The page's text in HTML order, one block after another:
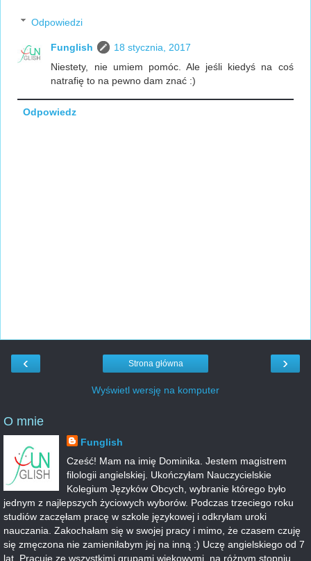
Odpowiedzi
Funglish
18 stycznia, 2017
Niestety, nie umiem pomóc. Ale jeśli kiedyś na coś
natrafię to na pewno dam znać :)
Odpowiedz
‹ ›
Strona główna
Wyświetl wersję na komputer
O mnie
Funglish
Cześć! Mam na imię Dominika. Jestem magistrem
filologii angielskiej. Ukończyłam Nauczycielskie
Kolegium Języków Obcych, wybranie którego było
jednym z najlepszych życiowych wyborów. Podczas trzeciego roku
studiów zaczęłam pracę w szkole językowej i odkryłam uroki
nauczania. Zakochałam się w swojej pracy i mimo, że czasem czuję
się zmęczona nie zamieniłabym jej na inną :) Uczę angielskiego od 7
lat. Pracuje ze wszystkimi grupami wiekowymi, na różnym stopniu